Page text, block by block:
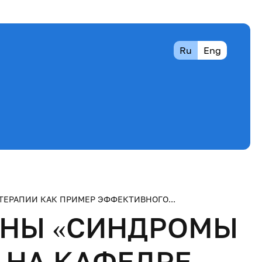
Ru Eng
КАК ПРИМЕР ЭФФЕКТИВНОГО...
«СИНДРОМЫ